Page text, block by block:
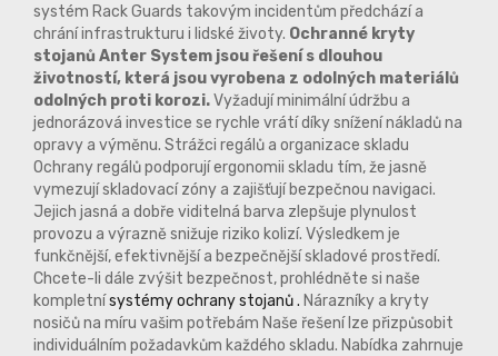
systém Rack Guards takovým incidentům předchází a
chrání infrastrukturu i lidské životy. Ochranné kryty
stojanů Anter System jsou řešení s dlouhou
životností, která jsou vyrobena z odolných materiálů
odolných proti korozi.Vyžadují minimální údržbu a
jednorázová investice se rychle vrátí díky snížení nákladů na
opravy a výměnu. Strážci regálů a organizace skladu
Ochrany regálů podporují ergonomii skladu tím, že jasně
vymezují skladovací zóny a zajišťují bezpečnou navigaci.
Jejich jasná a dobře viditelná barva zlepšuje plynulost
provozu a výrazně snižuje riziko kolizí. Výsledkem je
funkčnější, efektivnější a bezpečnější skladové prostředí.
Chcete-li dále zvýšit bezpečnost, prohlédněte si naše
kompletnísystémy ochrany stojanů . Nárazníky a kryty
nosičů na míru vašim potřebám Naše řešení lze přizpůsobit
individuálním požadavkům každého skladu. Nabídka zahrnuje